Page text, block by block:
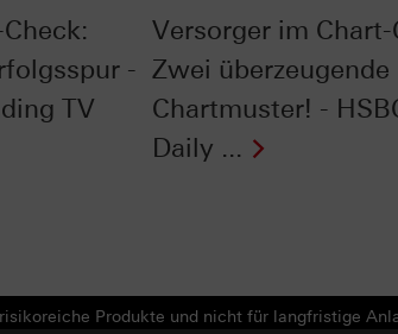
-
TV
Versorger im Chart-
Zwei überzeugende
Chartmuster! -
Daily ...
Produkte und nicht für langfristige